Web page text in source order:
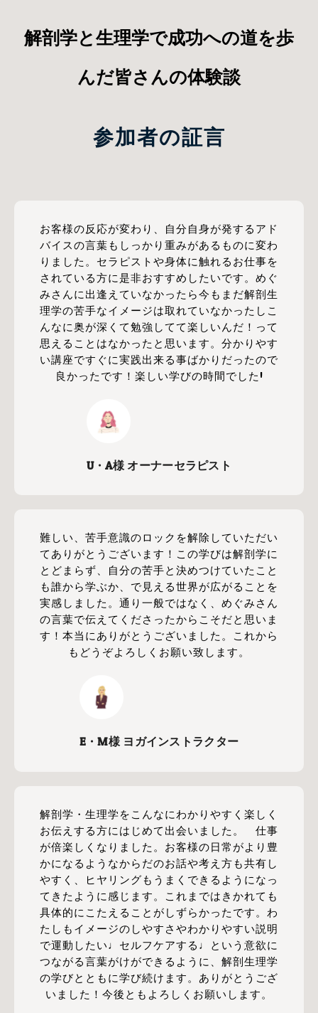
解剖学と生理学で成功への道を歩
んだ皆さんの体験談​
参加者の証言
お客様の反応が変わり、自分自身が発するアド
バイスの言葉もしっかり重みがあるものに変わ
りました。セラピストや身体に触れるお仕事を
されている方に是非おすすめしたいです。めぐ
みさんに出逢えていなかったら今もまだ解剖生
理学の苦手なイメージは取れていなかったしこ
んなに奥が深くて勉強してて楽しいんだ！って
思えることはなかったと思います。分かりやす
い講座ですぐに実践出来る事ばかりだったので
良かったです！楽しい学びの時間でした!
U・A様 オーナーセラピスト
難しい、苦手意識のロックを解除していただい
てありがとうございます！この学びは解剖学に
とどまらず、自分の苦手と決めつけていたこと
も誰から学ぶか、で見える世界が広がることを
実感しました。通り一般ではなく、めぐみさん
の言葉で伝えてくださったからこそだと思いま
す！本当にありがとうございました。これから
もどうぞよろしくお願い致します。
E・M様 ヨガインストラクター
解剖学・生理学をこんなにわかりやすく楽しく
お伝えする方にはじめて出会いました。 仕事
が倍楽しくなりました。お客様の日常がより豊
かになるようなからだのお話や考え方も共有し
やすく、ヒヤリングもうまくできるようになっ
てきたように感じます。これまではきかれても
具体的にこたえることがしずらかったです。わ
たしもイメージのしやすさやわかりやすい説明
で運動したい♩セルフケアする♩という意欲に
つながる言葉がけができるように、解剖生理学
の学びとともに学び続けます。ありがとうござ
いました！今後ともよろしくお願いします。